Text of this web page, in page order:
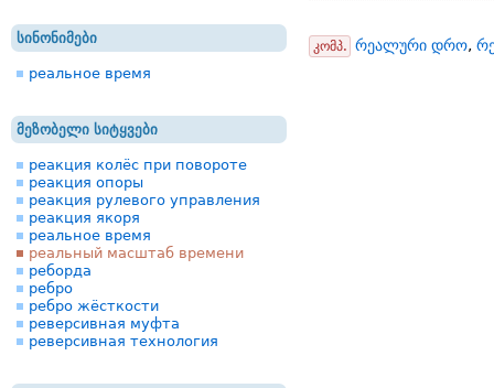
სინონიმები
реальное время
მეზობელი სიტყვები
реакция колёс при повороте
реакция опоры
реакция рулевого управления
реакция якоря
реальное время
реальный масштаб времени
реборда
ребро
ребро жёсткости
реверсивная муфта
реверсивная технология
კომპ. რეალური დრო,